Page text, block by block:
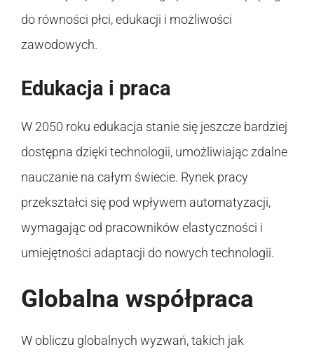
do równości płci, edukacji i możliwości
zawodowych.
Edukacja i praca
W 2050 roku edukacja stanie się jeszcze bardziej
dostępna dzięki technologii, umożliwiając zdalne
nauczanie na całym świecie. Rynek pracy
przekształci się pod wpływem automatyzacji,
wymagając od pracowników elastyczności i
umiejętności adaptacji do nowych technologii.
Globalna współpraca
W obliczu globalnych wyzwań, takich jak